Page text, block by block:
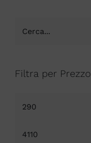
Filtra per Prezzo